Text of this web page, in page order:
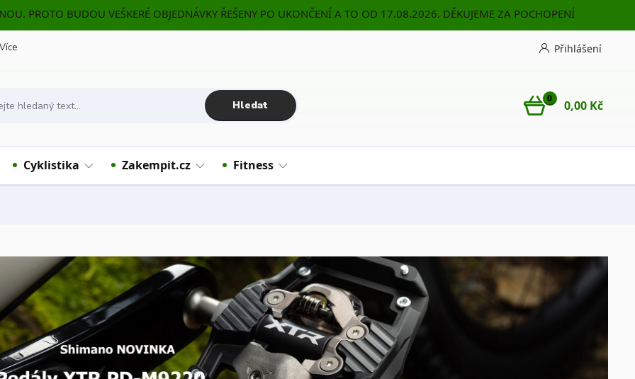
PROTO BUDOU VEŠKERÉ OBJEDNÁVKY ŘEŠENY PO UKONČENÍ A TO OD 17.08.2026. DĚKUJEME ZA POCHOPENÍ
Více Přihlášení
Hledat
0 0,00 Kč
Cyklistika Zakempit.cz Fitness